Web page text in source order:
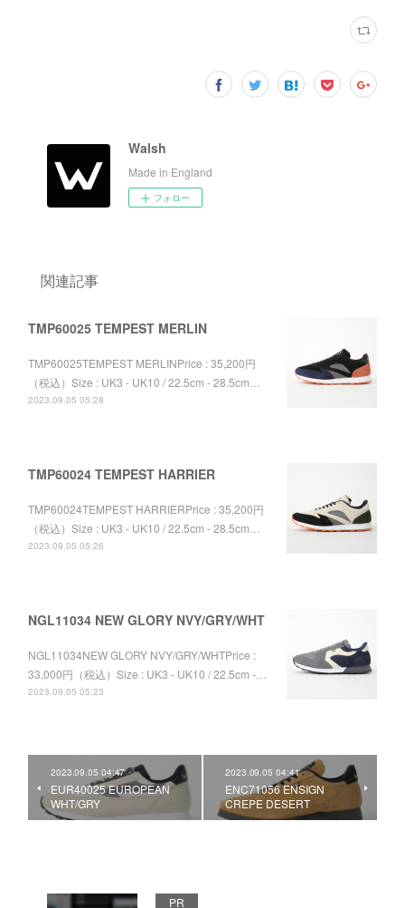
Walsh
Made in England
フォロー
関連記事
TMP60025 TEMPEST MERLIN
TMP60025TEMPEST MERLINPrice : 35,200円
（税込）Size : UK3 - UK10 / 22.5cm - 28.5cm…
2023.09.05 05:28
TMP60024 TEMPEST HARRIER
TMP60024TEMPEST HARRIERPrice : 35,200円
（税込）Size : UK3 - UK10 / 22.5cm - 28.5cm…
2023.09.05 05:26
NGL11034 NEW GLORY NVY/GRY/WHT
NGL11034NEW GLORY NVY/GRY/WHTPrice :
33,000円（税込）Size : UK3 - UK10 / 22.5cm -…
2023.09.05 05:23
2023.09.05 04:47
EUR40025 EUROPEAN
WHT/GRY
2023.09.05 04:41
ENC71056 ENSIGN
CREPE DESERT
PR